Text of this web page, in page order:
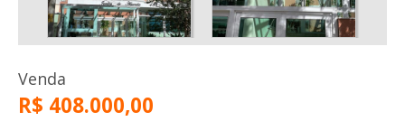
Venda
R$ 408.000,00